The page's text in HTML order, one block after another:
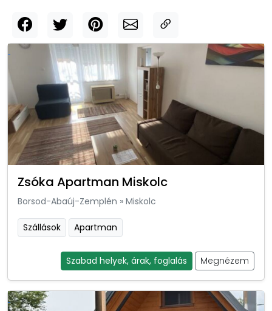
Zsóka Apartman Miskolc
Borsod-Abaúj-Zemplén » Miskolc
Szállások Apartman
Szabad helyek, árak, foglalás Megnézem